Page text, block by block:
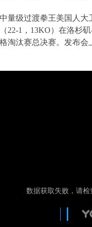
量级过渡拳王美国人大
22-1 ， 13KO）在洛杉
淘汰赛总决赛。发布